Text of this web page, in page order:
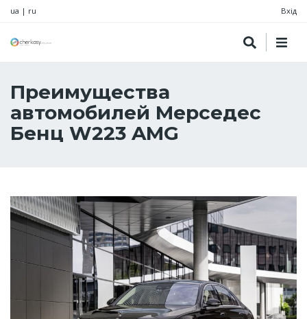
ua | ru Вхід
Преимущества
автомобилей Мерседес
Бенц W223 AMG